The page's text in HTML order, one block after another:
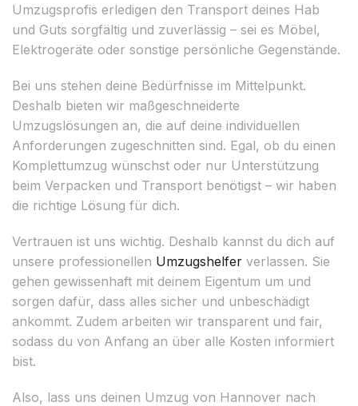
Umzugsprofis erledigen den Transport deines Hab
und Guts sorgfältig und zuverlässig – sei es Möbel,
Elektrogeräte oder sonstige persönliche Gegenstände.
Bei uns stehen deine Bedürfnisse im Mittelpunkt.
Deshalb bieten wir maßgeschneiderte
Umzugslösungen an, die auf deine individuellen
Anforderungen zugeschnitten sind. Egal, ob du einen
Komplettumzug wünschst oder nur Unterstützung
beim Verpacken und Transport benötigst – wir haben
die richtige Lösung für dich.
Vertrauen ist uns wichtig. Deshalb kannst du dich auf
unsere professionellen Umzugshelfer verlassen. Sie
gehen gewissenhaft mit deinem Eigentum um und
sorgen dafür, dass alles sicher und unbeschädigt
ankommt. Zudem arbeiten wir transparent und fair,
sodass du von Anfang an über alle Kosten informiert
bist.
Also, lass uns deinen Umzug von Hannover nach